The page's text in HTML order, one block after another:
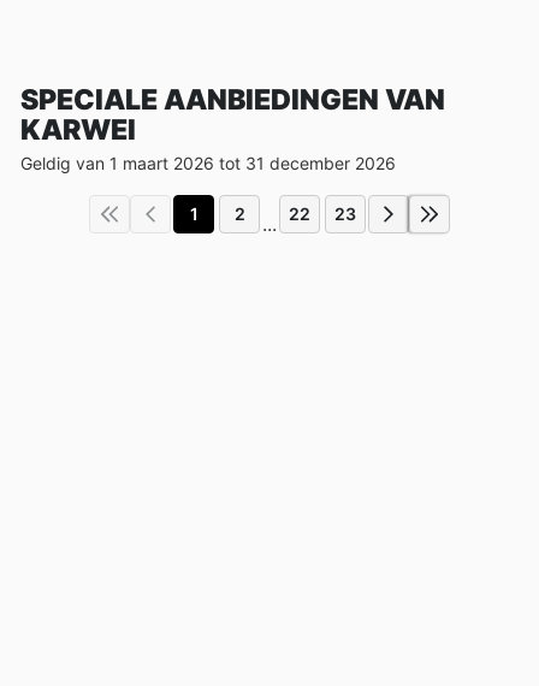
SPECIALE AANBIEDINGEN VAN
KARWEI
Geldig van 1 maart 2026 tot 31 december 2026
1 2 ... 22 23